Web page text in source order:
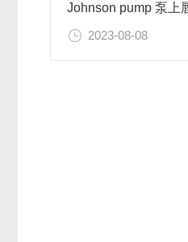
2023-08-08